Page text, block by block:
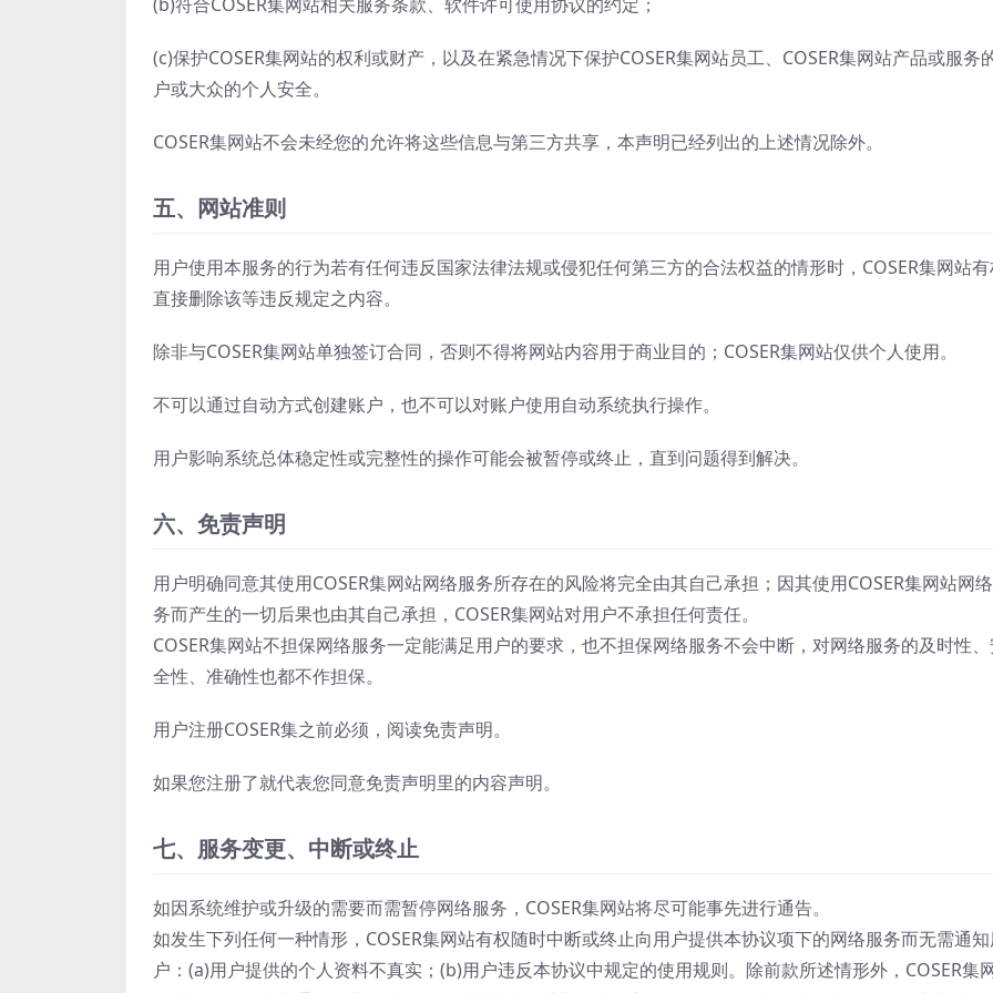
(c)保护COSER集网站的权利或财产，以及在紧急情况下保护COSER集网站员工、COSER集网站产品或服务
户或大众的个人安全。
COSER集网站不会未经您的允许将这些信息与第三方共享，本声明已经列出的上述情况除外。
五、网站准则
用户使用本服务的行为若有任何违反国家法律法规或侵犯任何第三方的合法权益的情形时，COSER集网站
直接删除该等违反规定之内容。
除非与COSER集网站单独签订合同，否则不得将网站内容用于商业目的；COSER集网站仅供个人使用。
不可以通过自动方式创建账户，也不可以对账户使用自动系统执行操作。
用户影响系统总体稳定性或完整性的操作可能会被暂停或终止，直到问题得到解决。
六、免责声明
用户明确同意其使用COSER集网站网络服务所存在的风险将完全由其自己承担；因其使用COSER集网站网
务而产生的一切后果也由其自己承担，COSER集网站对用户不承担任何责任。
COSER集网站不担保网络服务一定能满足用户的要求，也不担保网络服务不会中断，对网络服务的及时性
全性、准确性也都不作担保。
用户注册COSER集之前必须，阅读免责声明。
如果您注册了就代表您同意免责声明里的内容声明。
七、服务变更、中断或终止
如因系统维护或升级的需要而需暂停网络服务，COSER集网站将尽可能事先进行通告。
如发生下列任何一种情形，COSER集网站有权随时中断或终止向用户提供本协议项下的网络服务而无需通
户：(a)用户提供的个人资料不真实；(b)用户违反本协议中规定的使用规则。除前款所述情形外，COSER集